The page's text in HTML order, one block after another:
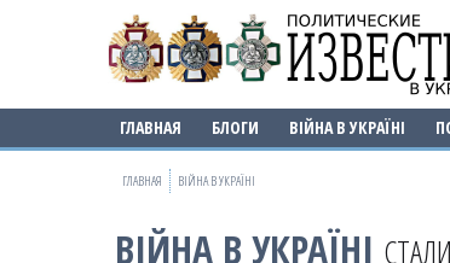
ГЛАВНАЯ БЛОГИ ВІЙНА В УКРАЇНІ
ГЛАВНАЯ ВІЙНА В УКРАЇНІ
ВІЙНА В УКРАЇНІ